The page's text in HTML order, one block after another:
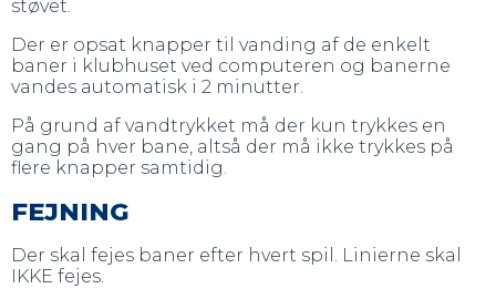
støvet.
Der er opsat knapper til vanding af de enkelt
baner i klubhuset ved computeren og banerne
vandes automatisk i 2 minutter.
På grund af vandtrykket må der kun trykkes en
gang på hver bane, altså der må ikke trykkes på
flere knapper samtidig.
FEJNING
Der skal fejes baner efter hvert spil. Linierne skal
IKKE fejes.